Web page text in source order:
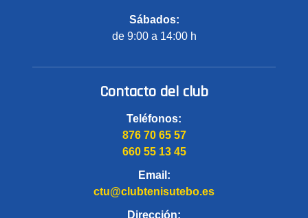
Sábados:
de 9:00 a 14:00 h
Contacto del club
Teléfonos:
876 70 65 57
660 55 13 45
Email:
ctu@clubtenisutebo.es
Dirección: